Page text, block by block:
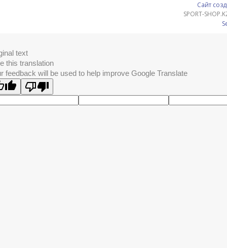
Сайт
SPORT-
text
this translation
feedback will be used to help improve Google Translate